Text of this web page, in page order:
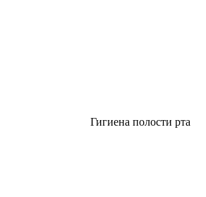
Гигиена полости рта